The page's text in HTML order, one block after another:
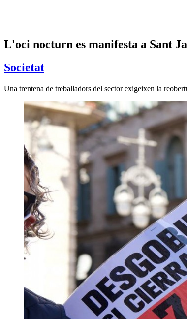
L'oci nocturn es manifesta a Sant
Societat
Una trentena de treballadors del sector exigeixen la